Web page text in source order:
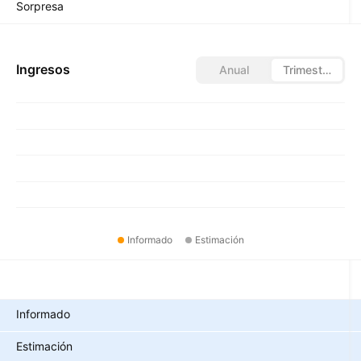
Sorpresa
Ingresos Anual Trimestral
Informado Estimación
Informado
Estimación